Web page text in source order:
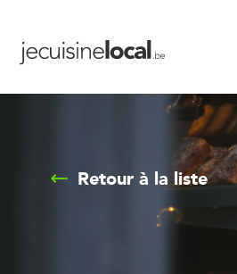
Retour à la liste